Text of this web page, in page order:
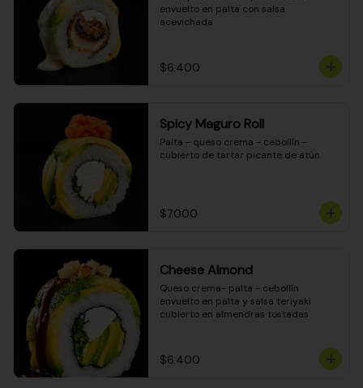
envuelto en palta con salsa
acevichada
$6.400
Spicy Maguro Roll
Palta - queso crema - cebollín -
cubierto de tartar picante de atún
$7.000
Cheese Almond
Queso crema- palta - cebollín
envuelto en palta y salsa teriyaki
cubierto en almendras tostadas
$6.400